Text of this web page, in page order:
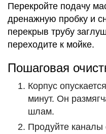
Перекройте подачу
дренажную пробку и
перекрыв трубу
переходите к мойке.
Пошаговая
Корпус
минут. Он
шлам.
Продуйте